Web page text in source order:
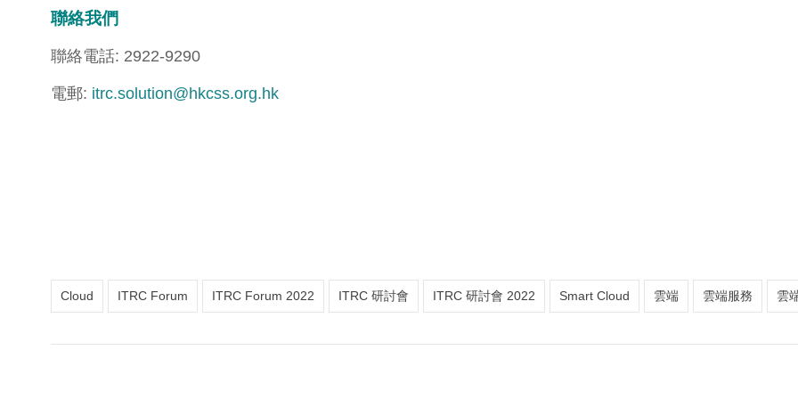
聯絡我們
聯絡電話: 2922-9290
電郵: itrc.solution@hkcss.org.hk
Cloud ITRC Forum ITRC Forum 2022 ITRC 研討會 ITRC 研討會 2022 Smart Cloud 雲端 雲端服務 雲